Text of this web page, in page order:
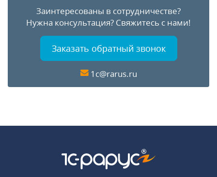
Заинтересованы в сотрудничестве?
Нужна консультация? Свяжитесь с нами!
Заказать обратный звонок
1c@rarus.ru